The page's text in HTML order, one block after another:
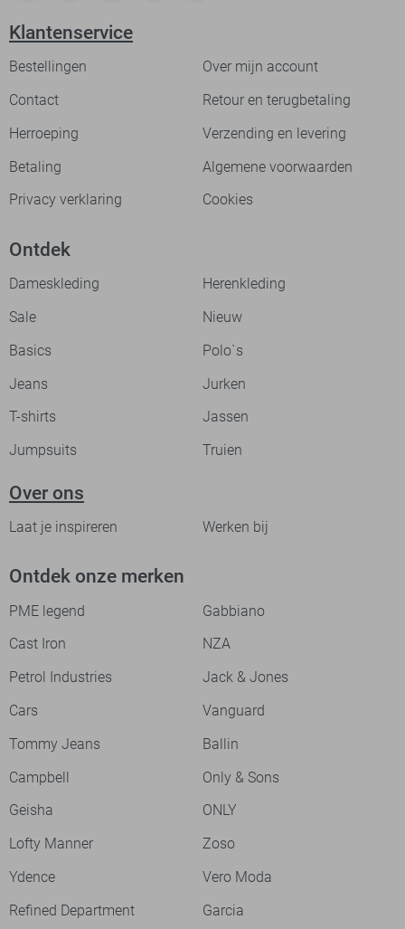
Klantenservice
Bestellingen
Over mijn account
Contact
Retour en terugbetaling
Herroeping
Verzending en levering
Betaling
Algemene voorwaarden
Privacy verklaring
Cookies
Ontdek
Dameskleding
Herenkleding
Sale
Nieuw
Basics
Polo`s
Jeans
Jurken
T-shirts
Jassen
Jumpsuits
Truien
Over ons
Laat je inspireren Werken bij
Ontdek onze merken
PME legend
Gabbiano
Cast Iron
NZA
Petrol Industries
Jack & Jones
Cars
Vanguard
Tommy Jeans
Ballin
Campbell
Only & Sons
Geisha
ONLY
Lofty Manner
Zoso
Ydence
Vero Moda
Refined Department
Garcia